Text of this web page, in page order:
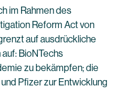
im Rahmen des
Reform Act von
auf ausdrückliche
BioNTechs
zu bekämpfen; die
Pfizer zur Entwicklung